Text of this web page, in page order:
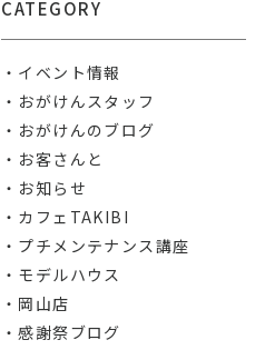
CATEGORY
イベント情報
おがけんスタッフ
おがけんのブログ
お客さんと
お知らせ
カフェTAKIBI
プチメンテナンス講座
モデルハウス
岡山店
感謝祭ブログ